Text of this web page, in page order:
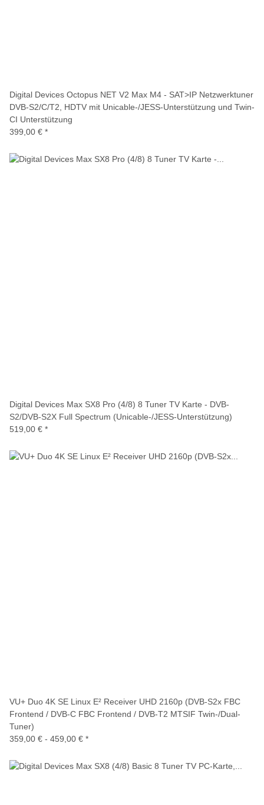
Digital Devices Octopus NET V2 Max M4 - SAT>IP Netzwerktuner
DVB-S2/C/T2, HDTV mit Unicable-/JESS-Unterstützung und Twin-
CI Unterstützung
399,00 € *
Digital Devices Max SX8 Pro (4/8) 8 Tuner TV Karte - DVB-
S2/DVB-S2X Full Spectrum (Unicable-/JESS-Unterstützung)
519,00 € *
VU+ Duo 4K SE Linux E² Receiver UHD 2160p (DVB-S2x FBC
Frontend / DVB-C FBC Frontend / DVB-T2 MTSIF Twin-/Dual-
Tuner)
359,00 € - 459,00 € *